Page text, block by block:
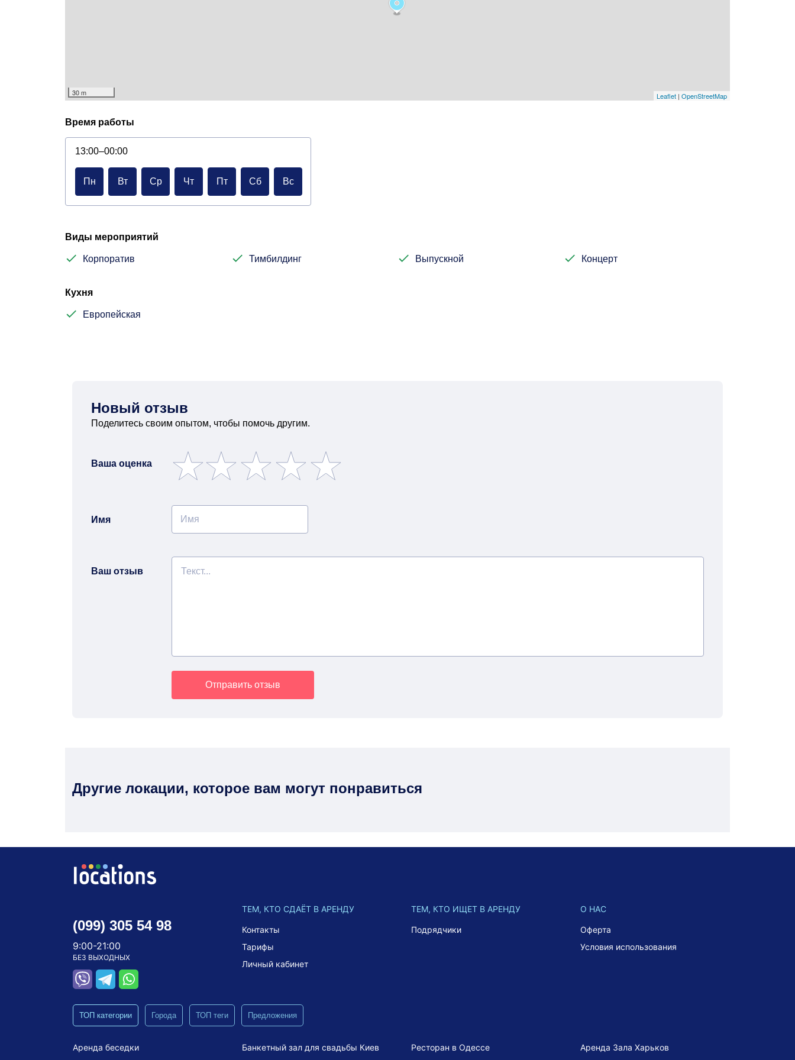
30 m Leaflet | OpenStreetMap
Время работы
13:00–00:00
Пн Вт Ср Чт Пт Сб Вс
Виды мероприятий
Корпоратив Тимбилдинг Выпускной Концерт
Кухня
Европейская
Новый отзыв
Поделитесь своим опытом, чтобы помочь другим.
Ваша оценка
Имя
Ваш отзыв
Отправить отзыв
Другие локации, которое вам могут понравиться
(099) 305 54 98
9:00-21:00
БЕЗ ВЫХОДНЫХ
ТЕМ, КТО СДАЁТ В АРЕНДУ
Контакты
Тарифы
Личный кабинет
ТЕМ, КТО ИЩЕТ В АРЕНДУ
Подрядчики
О НАС
Оферта
Условия использования
ТОП категории Города ТОП теги Предложения
Аренда беседки
Банкетный зал для свадьбы Киев
Ресторан в Одессе
Аренда Зала Харьков